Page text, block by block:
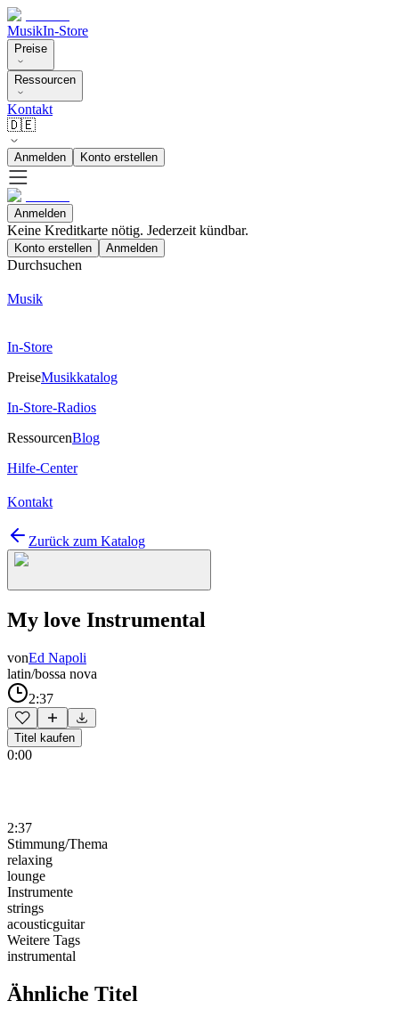
MusikIn-Store
Preise
Ressourcen
Kontakt
🇩🇪
Anmelden Konto erstellen
Anmelden
Keine Kreditkarte nötig. Jederzeit kündbar.
Konto erstellen Anmelden
Durchsuchen
Musik
In-Store
PreiseMusikkatalog
In-Store-Radios
RessourcenBlog
Hilfe-Center
Kontakt
Zurück zum Katalog
My love Instrumental
vonEd Napoli
latin/bossa nova
2:37
Titel kaufen
0:00
2:37
Stimmung/Thema
relaxing
lounge
Instrumente
strings
acousticguitar
Weitere Tags
instrumental
Ähnliche Titel